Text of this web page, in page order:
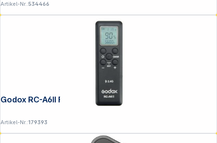
Artikel-Nr.:534466
Godox RC-A6II Fernbedienung
Artikel-Nr.:179393